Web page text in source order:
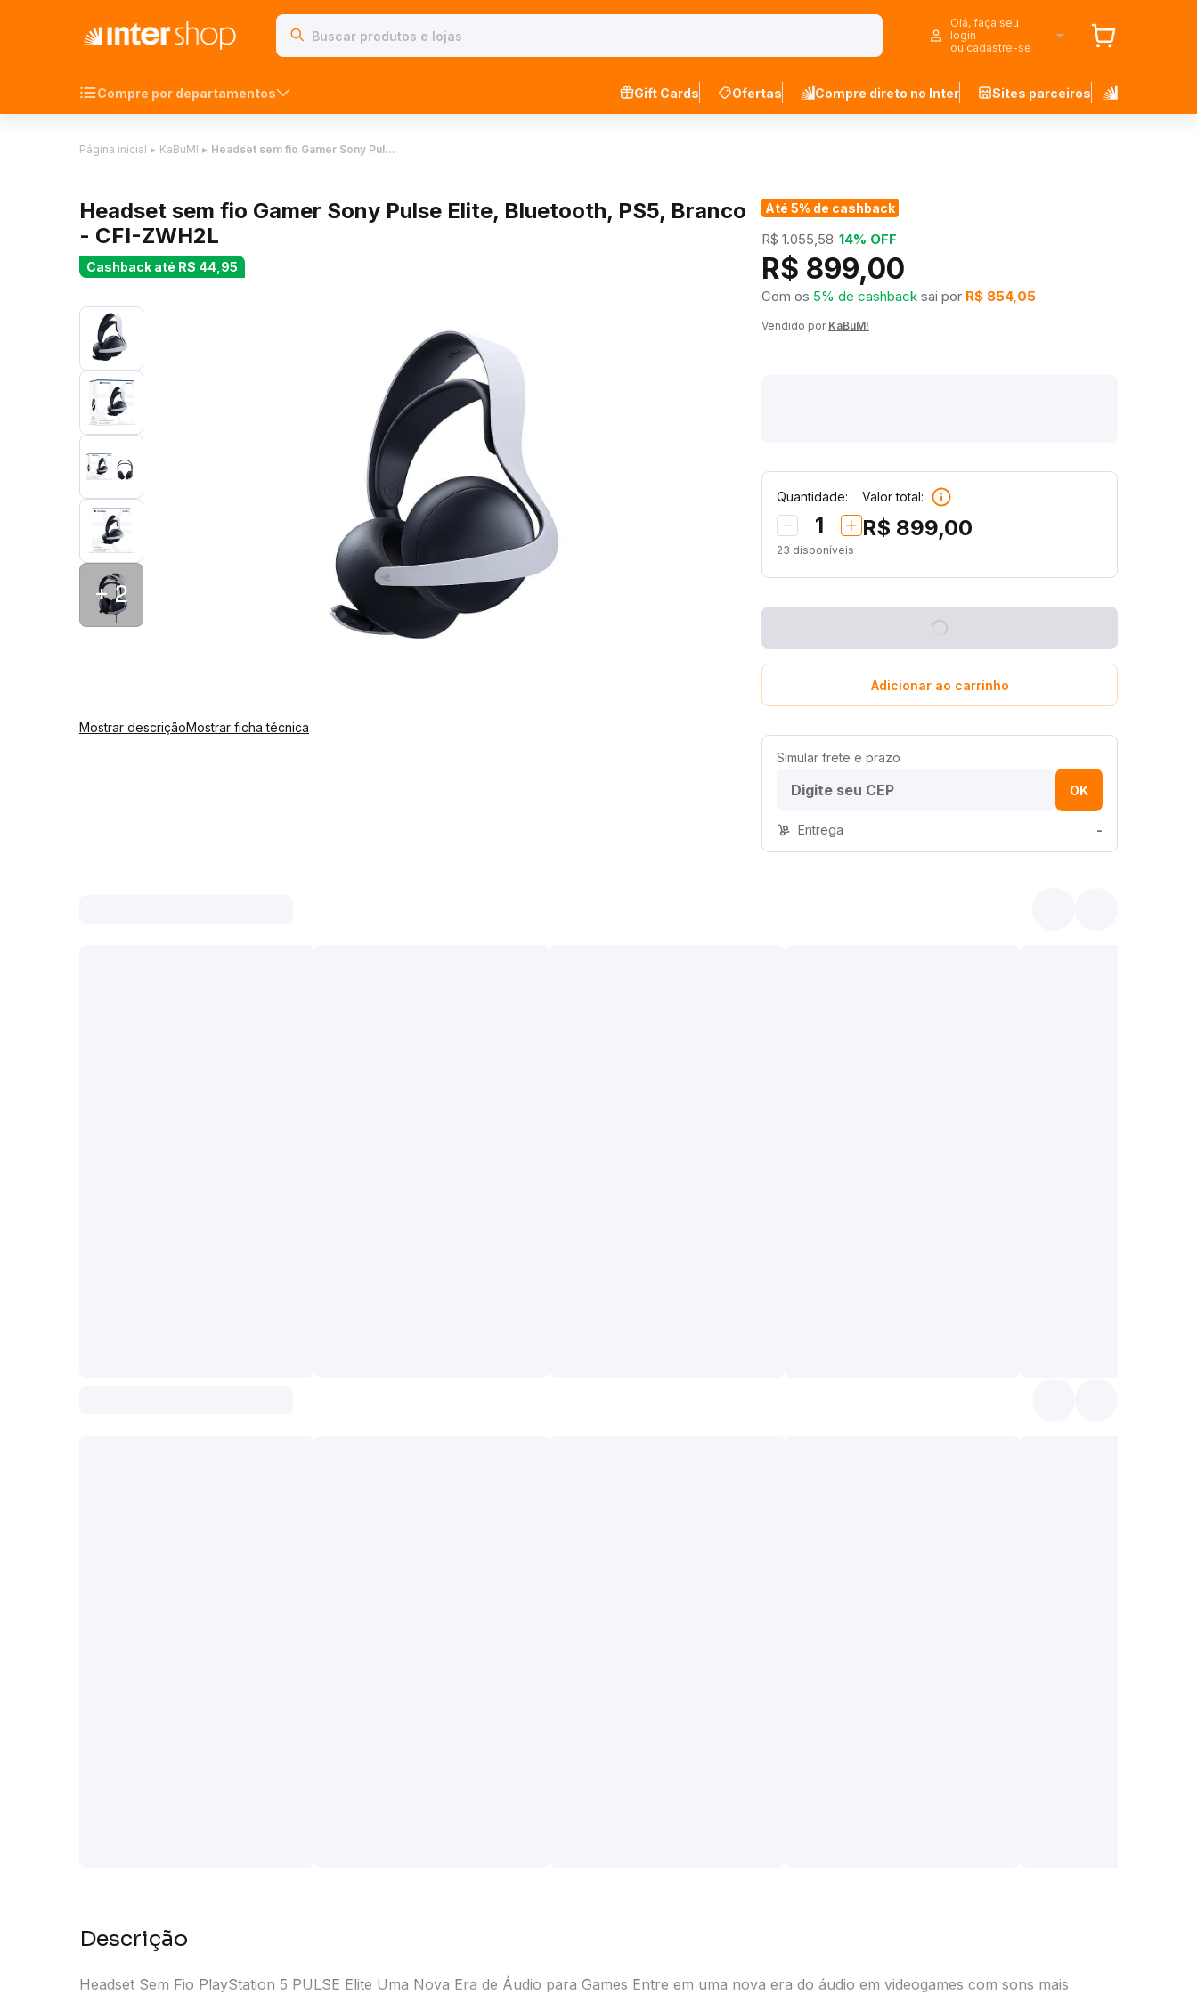
Olá, faça seu
login
ou cadastre-se
Compre por departamentos Gift Cards Ofertas Compre direto no Inter Sites parceiros
Página inicial ▸ KaBuM! ▸ Headset sem fio Gamer Sony Pul…
Headset sem fio Gamer Sony Pulse Elite, Bluetooth, PS5, Branco
- CFI-ZWH2L
Cashback até R$ 44,95
+ 2
Mostrar descriçãoMostrar ficha técnica
Até 5% de cashback
R$ 1.055,58 14% OFF
R$ 899,00
Com os 5% de cashback sai por R$ 854,05
Vendido por KaBuM!
Quantidade:
1
23 disponíveis
Valor total:
R$ 899,00
Adicionar ao carrinho
Simular frete e prazo
OK
Entrega -
Descrição
Headset Sem Fio PlayStation 5 PULSE Elite Uma Nova Era de Áudio para Games Entre em uma nova era do áudio em videogames com sons mais